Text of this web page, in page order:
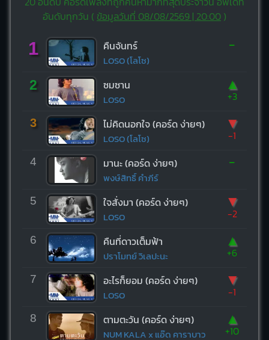
อันดับทุกวัน ( ข้อมูลวันที่ 08/08/2569 | 20:00)
1 คืนจันทร์
LOSO (โลโซ)
-
2 ซมซาน
LOSO
▲
+3
3 ไม่คิดนอกใจ (คอร์ด ง่ายๆ)
LOSO (โลโซ)
▼
-1
4 มานะ (คอร์ด ง่ายๆ)
พงษ์สิทธิ์ คำภีร์
-
5 ใจสั่งมา (คอร์ด ง่ายๆ)
LOSO
▼
-2
6 คืนที่ดาวเต็มฟ้า
ปราโมทย์ วิเลปะนะ
▲
+6
7 อะไรก็ยอม (คอร์ด ง่ายๆ)
LOSO
▼
-1
8 ตามตะวัน (คอร์ด ง่ายๆ)
NUM KALA x แอ๊ด คาราบาว
▲
+10